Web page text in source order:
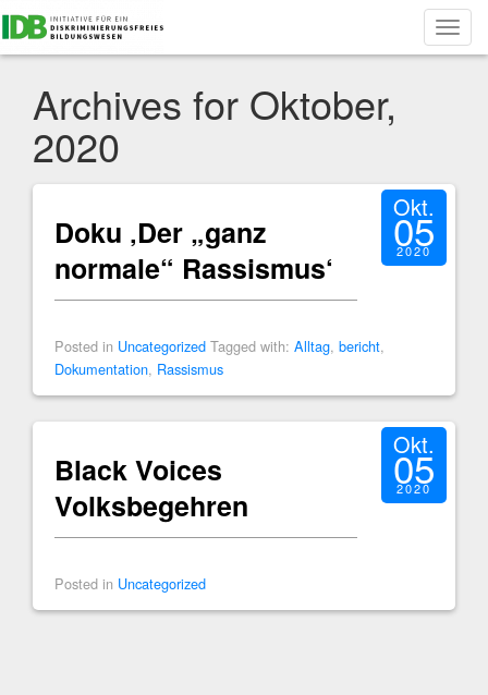
Archives for Oktober,
2020
Doku ‚Der „ganz
normale“ Rassismus‘
Okt.
05
2020
Posted in Uncategorized Tagged with: Alltag, bericht,
Dokumentation, Rassismus
Black Voices
Volksbegehren
Okt.
05
2020
Posted in Uncategorized